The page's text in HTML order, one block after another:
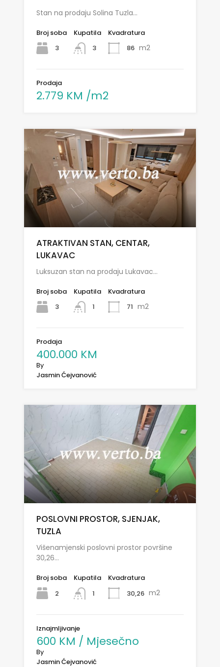
Stan na prodaju Solina Tuzla…
Broj soba
3
Kupatila
3
Kvadratura
86 m2
Prodaja
2.779 KM /m2
ATRAKTIVAN STAN, CENTAR,
LUKAVAC
Luksuzan stan na prodaju Lukavac…
Broj soba
3
Kupatila
1
Kvadratura
71 m2
Prodaja
400.000 KM
By
Jasmin Ćejvanović
POSLOVNI PROSTOR, SJENJAK,
TUZLA
Višenamjenski poslovni prostor površine
30,26…
Broj soba
2
Kupatila
1
Kvadratura
30,26 m2
Iznajmljivanje
600 KM / Mjesečno
By
Jasmin Ćejvanović